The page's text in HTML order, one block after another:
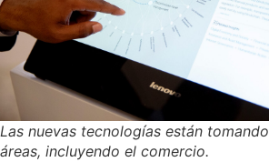
Las nuevas tecnologías están
áreas, incluyendo el comercio.